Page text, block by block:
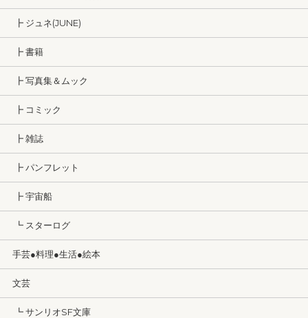
┣ ジュネ(JUNE)
┣ 書籍
┣ 写真集＆ムック
┣ コミック
┣ 雑誌
┣ パンフレット
┣ 宇宙船
┗ スターログ
手芸●料理●生活●絵本
文芸
┗ サンリオSF文庫